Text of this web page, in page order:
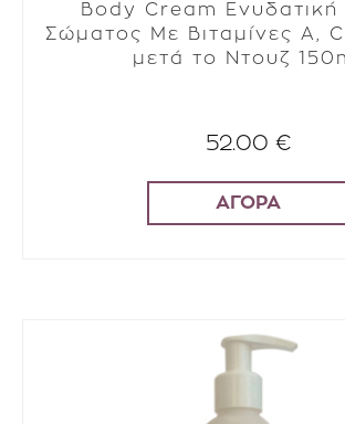
Body Cream Ενυδατική
Σώματος Με Βιταμίνες Α, C
μετά το Ντουζ
52.00 €
ΑΓΟΡΑ